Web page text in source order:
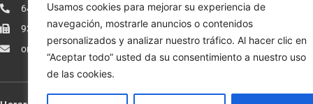
Usamos cookies para mejorar su experiencia de
navegación, mostrarle anuncios o contenidos
personalizados y analizar nuestro tráfico. Al hacer clic en
“Aceptar todo” usted da su consentimiento a nuestro uso
de las cookies.
640277962
933113005
orientexpressmodelismo@gmail.com
Condiciones
Política de
Política de